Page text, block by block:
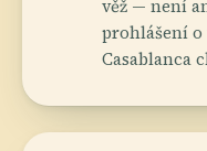
věž — není
prohlášení o
Casablanca